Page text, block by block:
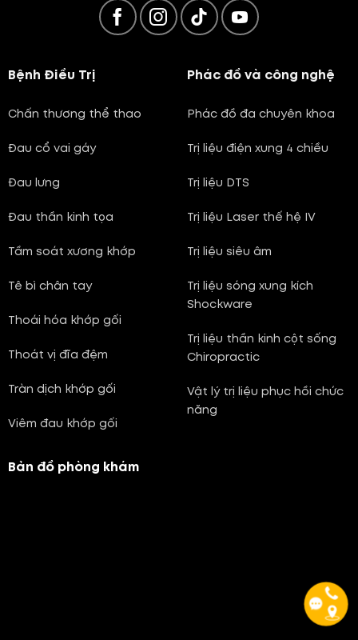
Bệnh Điều Trị
Chấn thương thể thao
Đau cổ vai gáy
Đau lưng
Đau thần kinh tọa
Tầm soát xương khớp
Tê bì chân tay
Thoái hóa khớp gối
Thoát vị đĩa đệm
Tràn dịch khớp gối
Viêm đau khớp gối
Phác đồ và công nghệ
Phác đồ đa chuyên khoa
Trị liệu điện xung 4 chiều
Trị liệu DTS
Trị liệu Laser thế hệ IV
Trị liệu siêu âm
Trị liệu sóng xung kích
Shockware
Trị liệu thần kinh cột sống
Chiropractic
Vật lý trị liệu phục hồi chức
năng
Bản đồ phòng khám